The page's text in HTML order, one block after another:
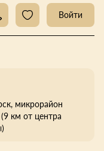
Войти
микрорайон
км от центра